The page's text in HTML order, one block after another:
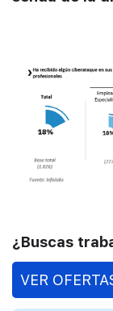
¿Buscas
VER